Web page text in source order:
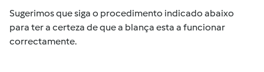
Sugerimos que siga o procedimento indicado abaixo
para ter a certeza de que a blança esta a funcionar
correctamente.